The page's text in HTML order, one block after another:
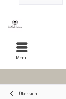
Menü
Übersicht